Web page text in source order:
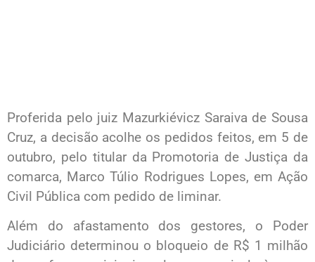
Proferida pelo juiz Mazurkiévicz Saraiva de Sousa
Cruz, a decisão acolhe os pedidos feitos, em 5 de
outubro, pelo titular da Promotoria de Justiça da
comarca, Marco Túlio Rodrigues Lopes, em Ação
Civil Pública com pedido de liminar.
Além do afastamento dos gestores, o Poder
Judiciário determinou o bloqueio de R$ 1 milhão